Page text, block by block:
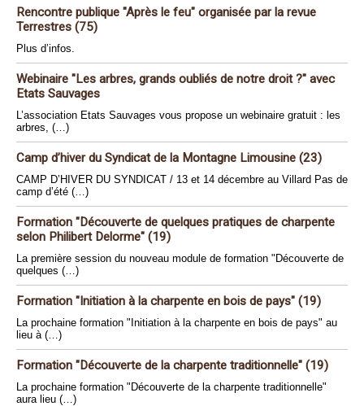
Rencontre publique "Après le feu" organisée par la revue
Terrestres (75)
Plus d’infos.
Webinaire "Les arbres, grands oubliés de notre droit ?" avec
Etats Sauvages
L’association Etats Sauvages vous propose un webinaire gratuit : les
arbres, (…)
Camp d’hiver du Syndicat de la Montagne Limousine (23)
CAMP D’HIVER DU SYNDICAT / 13 et 14 décembre au Villard Pas de
camp d’été (…)
Formation "Découverte de quelques pratiques de charpente
selon Philibert Delorme" (19)
La première session du nouveau module de formation "Découverte de
quelques (…)
Formation "Initiation à la charpente en bois de pays" (19)
La prochaine formation "Initiation à la charpente en bois de pays" au
lieu à (…)
Formation "Découverte de la charpente traditionnelle" (19)
La prochaine formation "Découverte de la charpente traditionnelle"
aura lieu (…)